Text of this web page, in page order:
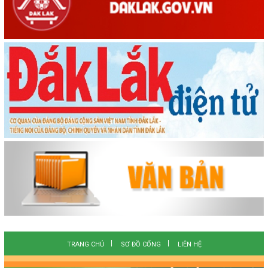
TRANG CHỦ SƠ ĐỒ CỔNG LIÊN HỆ